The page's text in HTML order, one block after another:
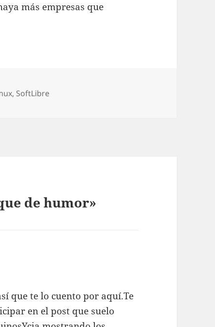
más empresas que
, SoftLibre
de humor»
que te lo cuento por aquí.Te
en el post que suelo